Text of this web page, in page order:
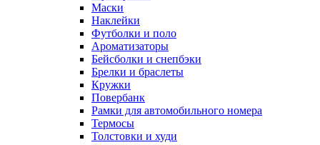
Маски
Наклейки
Футболки и поло
Ароматизаторы
Бейсболки и снепбэки
Брелки и браслеты
Кружки
Повербанк
Рамки для автомобильного номера
Термосы
Толстовки и худи